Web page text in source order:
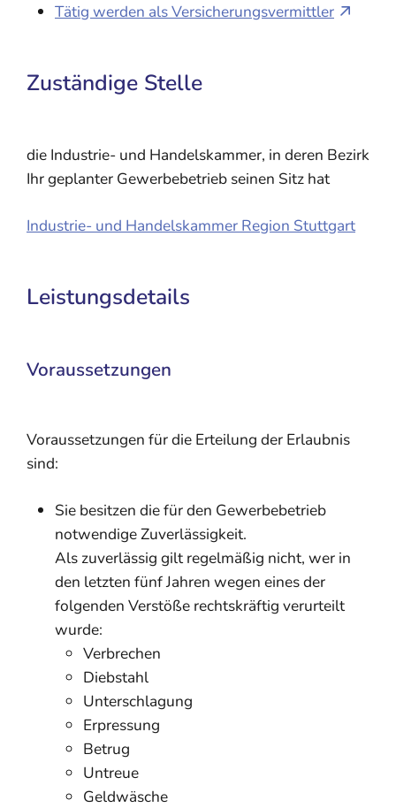
Tätig werden als Versicherungsvermittler
Zuständige Stelle
die Industrie- und Handelskammer, in deren Bezirk
Ihr geplanter Gewerbebetrieb seinen Sitz hat
Industrie- und Handelskammer Region Stuttgart
Leistungsdetails
Voraussetzungen
Voraussetzungen für die Erteilung der Erlaubnis
sind:
Sie besitzen die für den Gewerbebetrieb
notwendige Zuverlässigkeit.
Als zuverlässig gilt regelmäßig nicht, wer in
den letzten fünf Jahren wegen eines der
folgenden Verstöße rechtskräftig verurteilt
wurde:
Verbrechen
Diebstahl
Unterschlagung
Erpressung
Betrug
Untreue
Geldwäsche